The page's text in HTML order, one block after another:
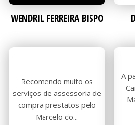
WENDRIL FERREIRA BISPO
Recomendo muito os
serviços de assessoria de
compra prestatos pelo
Marcelo do...
A